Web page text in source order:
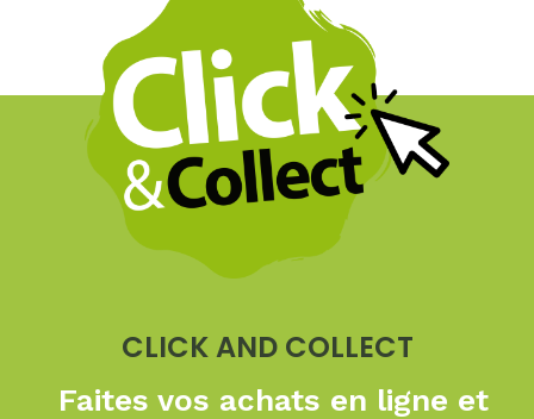
CLICK AND COLLECT
Faites vos achats en ligne et